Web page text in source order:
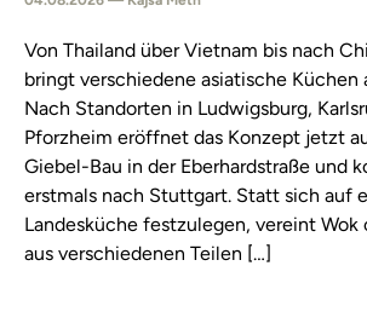
Von Thailand über Vietnam bis nach
bringt verschiedene asiatische Küchen
Nach Standorten in Ludwigsburg,
Pforzheim eröffnet das Konzept jetzt
Giebel-Bau in der Eberhardstraße und
erstmals nach Stuttgart. Statt sich auf
Landesküche festzulegen, vereint Wok
aus verschiedenen Teilen […]